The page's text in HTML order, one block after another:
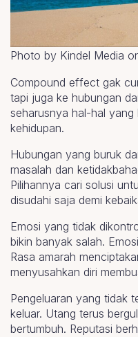
Photo by Kindel Media
Compound effect gak
tapi juga ke hubungan
seharusnya hal-hal yang
kehidupan.
Hubungan yang buruk
masalah dan
Pilihannya cari solusi
disudahi saja demi
Emosi yang tidak
bikin banyak salah.
Rasa amarah
menyusahkan diri
Pengeluaran yang tidak
keluar. Utang terus
bertumbuh. Reputasi